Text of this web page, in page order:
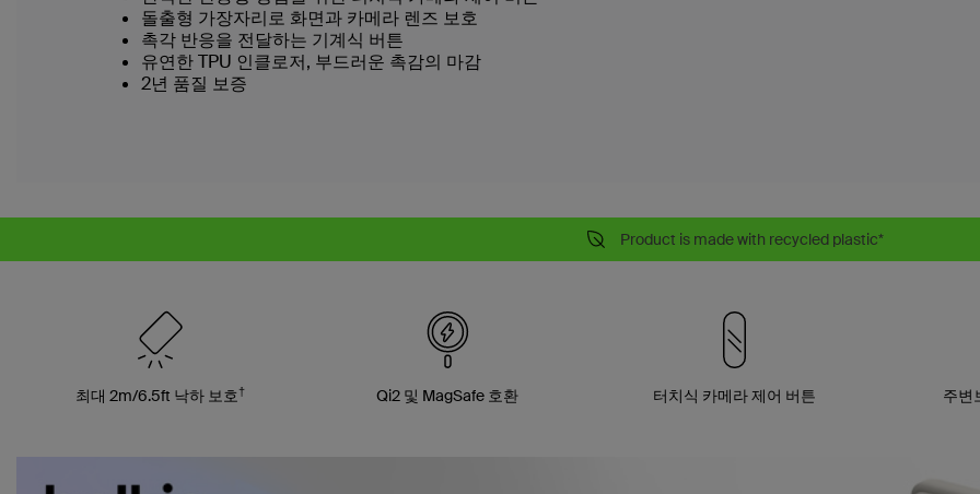
돌출형 가장자리로 화면과 카메라 렌즈 보호
촉각 반응을 전달하는 기계식 버튼
유연한 TPU 인클로저, 부드러운 촉감의 마감
2년 품질 보증
Product is made with recycled plastic*
최대 2m/6.5ft 낙하 보호† Qi2 및 MagSafe 호환 터치식 카메라 제어 버튼 주변